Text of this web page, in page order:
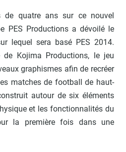
?
>
de quatre ans sur ce nouvel
PES Productions a dévoilé le
lequel sera basé PES 2014.
Kojima Productions, le jeu
graphismes afin de recréer
matches de football de haut-
autour de six éléments
et les fonctionnalités du
la première fois dans une